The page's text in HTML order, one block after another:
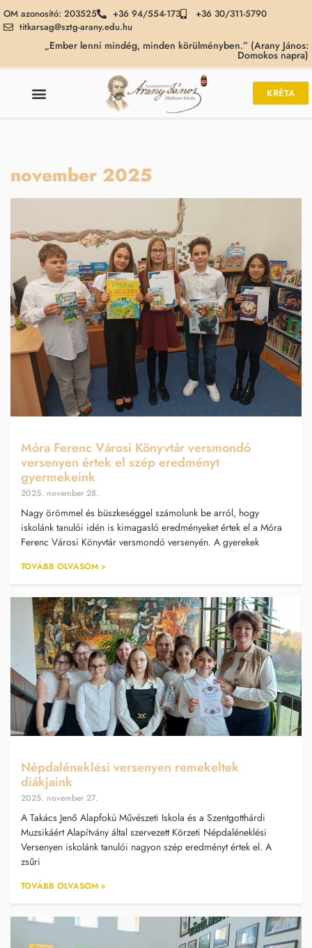
OM azonosító: 203525 +36 94/554-173
+36 30/311-5790
titkarsag@sztg-arany.edu.hu
„Ember lenni mindég, minden körülményben.” (Arany János:
Domokos napra)
KRÉTA
november 2025
Móra Ferenc Városi Könyvtár versmondó
versenyen értek el szép eredményt
gyermekeink
2025. november 28.
Nagy örömmel és büszkeséggel számolunk be arról, hogy
iskolánk tanulói idén is kimagasló eredményeket értek el a Móra
Ferenc Városi Könyvtár versmondó versenyén. A gyerekek
TOVÁBB OLVASOM »
Népdaléneklési versenyen remekeltek
diákjaink
2025. november 27.
A Takács Jenő Alapfokú Művészeti Iskola és a Szentgotthárdi
Muzsikáért Alapítvány által szervezett Körzeti Népdaléneklési
Versenyen iskolánk tanulói nagyon szép eredményt értek el. A
zsűri
TOVÁBB OLVASOM »